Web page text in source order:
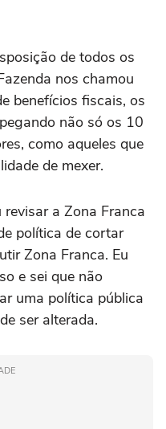
de todos os
nos chamou
benefícios fiscais, os
não só os 10
como aqueles que
de mexer.
a Zona Franca
política de cortar
Zona Franca. Eu
e sei que não
uma política pública
ser alterada.